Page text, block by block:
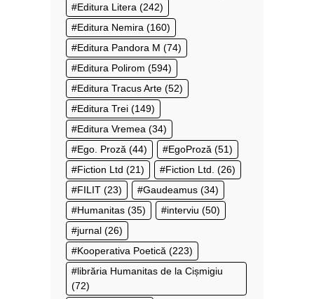
Editura Litera (242)
Editura Nemira (160)
Editura Pandora M (74)
Editura Polirom (594)
Editura Tracus Arte (52)
Editura Trei (149)
Editura Vremea (34)
Ego. Proză (44) EgoProză (51)
Fiction Ltd (21) Fiction Ltd. (26)
FILIT (23) Gaudeamus (34)
Humanitas (35) interviu (50)
jurnal (26)
Kooperativa Poetică (223)
librăria Humanitas de la Cișmigiu
(72)